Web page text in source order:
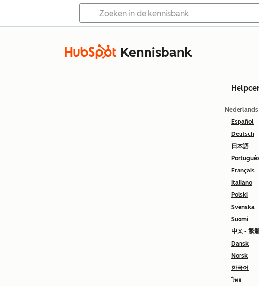
Kennisbank
Nederlands
Español
Deutsch
日本語
Français
Italiano
Polski
Svenska
Suomi
中文 - 繁
Dansk
Norsk
한국어
ไทย